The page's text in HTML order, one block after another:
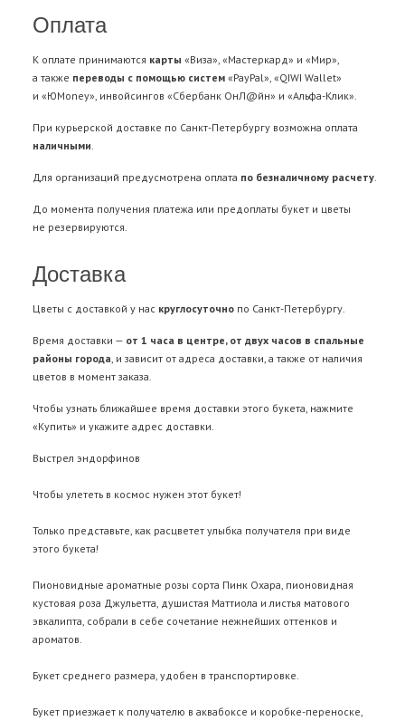
Оплата
К оплате принимаются карты «Виза», «Мастеркард» и «Мир»,
а также переводы с помощью систем «PayPal», «QIWI Wallet»
и «ЮMoney», инвойсингов «Сбербанк ОнЛ@йн» и «Альфа-Клик».
При курьерской доставке по Санкт-Петербургу возможна оплата
наличными.
Для организаций предусмотрена оплата по безналичному расчету.
До момента получения платежа или предоплаты букет и цветы
не резервируются.
Доставка
Цветы с доставкой у нас круглосуточно по Санкт-Петербургу.
Время доставки — от 1 часа в центре, от двух часов в спальные
районы города, и зависит от адреса доставки, а также от наличия
цветов в момент заказа.
Чтобы узнать ближайшее время доставки этого букета, нажмите
«Купить» и укажите адрес доставки.
Выстрел эндорфинов
Чтобы улететь в космос нужен этот букет!
Только представьте, как расцветет улыбка получателя при виде
этого букета!
Пионовидные ароматные розы сорта Пинк Oхара, пионовидная
кустовая роза Джульетта, душистая Маттиола и листья матового
эвкалипта, собрали в себе сочетание нежнейших оттенков и
ароматов.
Букет среднего размера, удобен в транспортировке.
Букет приезжает к получателю в аквабоксе и коробке-переноске,